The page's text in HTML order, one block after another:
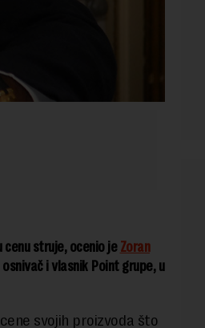
struje, ocenio jeZoran
i vlasnik Point grupe, u
svojih proizvoda što